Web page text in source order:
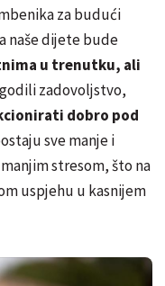
za budući
naše dijete bude
u trenutku, ali
zadovoljstvo,
dobro pod
sve manje i
stresom, što na
uspjehu u kasnijem